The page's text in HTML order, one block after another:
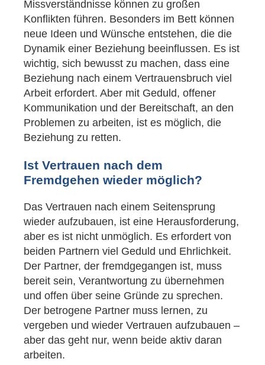
Missverständnisse können zu großen
Konflikten führen. Besonders im Bett können
neue Ideen und Wünsche entstehen, die die
Dynamik einer Beziehung beeinflussen. Es ist
wichtig, sich bewusst zu machen, dass eine
Beziehung nach einem Vertrauensbruch viel
Arbeit erfordert. Aber mit Geduld, offener
Kommunikation und der Bereitschaft, an den
Problemen zu arbeiten, ist es möglich, die
Beziehung zu retten.
Ist Vertrauen nach dem
Fremdgehen wieder möglich?
Das Vertrauen nach einem Seitensprung
wieder aufzubauen, ist eine Herausforderung,
aber es ist nicht unmöglich. Es erfordert von
beiden Partnern viel Geduld und Ehrlichkeit.
Der Partner, der fremdgegangen ist, muss
bereit sein, Verantwortung zu übernehmen
und offen über seine Gründe zu sprechen.
Der betrogene Partner muss lernen, zu
vergeben und wieder Vertrauen aufzubauen –
aber das geht nur, wenn beide aktiv daran
arbeiten.